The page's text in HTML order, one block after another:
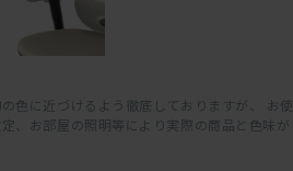
色に近づけるよう徹底しておりますが、 お使
、お部屋の照明等により実際の商品と色味が